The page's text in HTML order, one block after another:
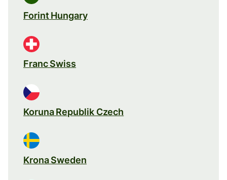
Forint Hungary
Franc Swiss
Koruna Republik Czech
Krona Sweden